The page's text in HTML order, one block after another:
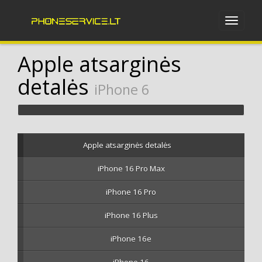
Apple atsarginės
detalės iPhone 6
Apple atsarginės detalės
iPhone 16 Pro Max
iPhone 16 Pro
iPhone 16 Plus
iPhone 16e